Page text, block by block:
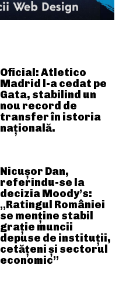
Oficial: Atletico
Madrid l-a cedat pe
Gata, stabilind un
nou record de
transfer în istoria
națională.
Nicușor Dan,
referindu-se la
decizia Moody’s:
„Ratingul României
se menține stabil
grație muncii
depuse de instituții,
cetățeni și sectorul
economic”